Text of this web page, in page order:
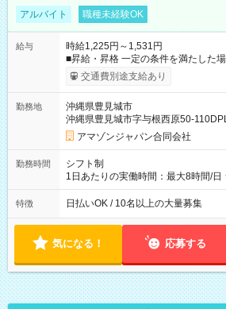
アルバイト 職種未経験OK
給与
時給1,225円～1,531円
■昇給・昇格 一定の条件を満たした
まで昇給の機会があります。 ■正社員登用制度あり ※月末締/翌
月25日支払い ※時間外手当、別途
☆Amazon直雇用で安定して働けます！ 【試用期間】試用
あり 試用期間の長さ：1週間 雇用形
です。
交通費別途支給あり
勤務地
沖縄県豊見城市
沖縄県豊見城市字与根西原50-
アマゾンジャパン合同会社
勤務時間
シフト制
1日あたりの実働時間：最大8時間/
特徴 日払いOK / 10名以上の大量募集
気になる！ 応募する